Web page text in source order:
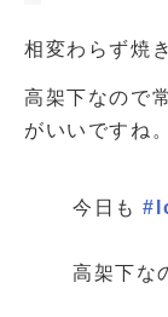
相変わらず焼
高架下なので
がいいですね。
今日も
高架下な